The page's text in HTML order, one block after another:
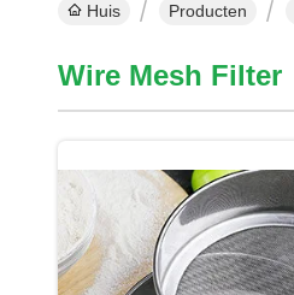
Huis Producten
Wire Mesh Filter